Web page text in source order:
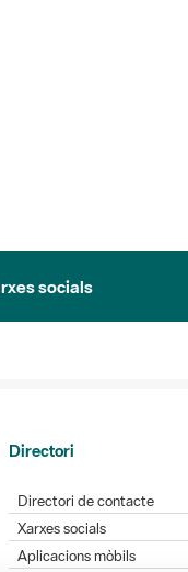
socials
Directori
Directori de contacte
Xarxes socials
Aplicacions mòbils